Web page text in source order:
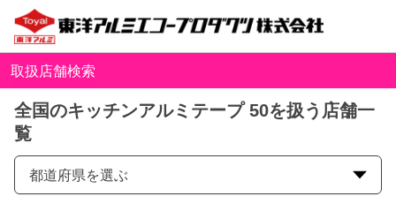
取扱店舗検索
全国のキッチンアルミテープ 50を扱う店舗一
覧
都道府県を選ぶ